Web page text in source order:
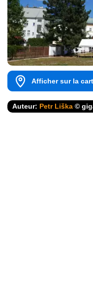
Afficher sur la
Auteur: Petr Liška ©